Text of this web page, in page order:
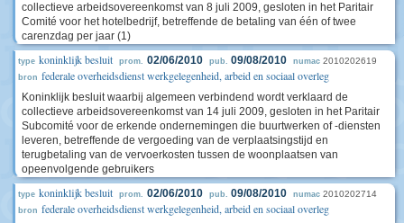
collectieve arbeidsovereenkomst van 8 juli 2009, gesloten in het Paritair
Comité voor het hotelbedrijf, betreffende de betaling van één of twee
carenzdag per jaar (1)
type koninklijk besluit prom. 02/06/2010 pub. 09/08/2010 numac 2010202619
bron federale overheidsdienst werkgelegenheid, arbeid en sociaal overleg
Koninklijk besluit waarbij algemeen verbindend wordt verklaard de
collectieve arbeidsovereenkomst van 14 juli 2009, gesloten in het Paritair
Subcomité voor de erkende ondernemingen die buurtwerken of -diensten
leveren, betreffende de vergoeding van de verplaatsingstijd en
terugbetaling van de vervoerkosten tussen de woonplaatsen van
opeenvolgende gebruikers
type koninklijk besluit prom. 02/06/2010 pub. 09/08/2010 numac 2010202714
bron federale overheidsdienst werkgelegenheid, arbeid en sociaal overleg